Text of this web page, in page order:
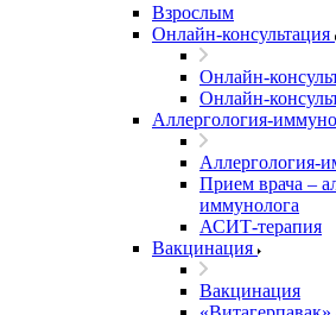
Взрослым
Онлайн-консультация
Онлайн-
Онлайн-
Аллергология-
Аллергология-
Прием врача –
иммунолога
АСИТ-терапия
Вакцинация
Вакцинация